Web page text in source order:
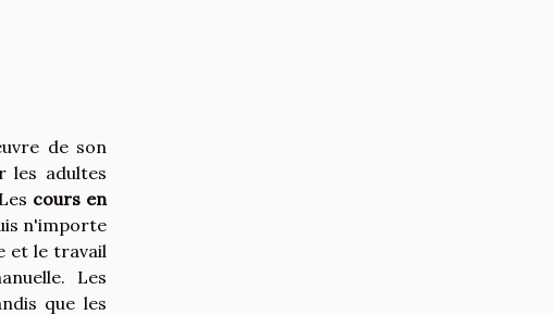
de son
les adultes
cours en
n'importe
et le travail
Les
que les